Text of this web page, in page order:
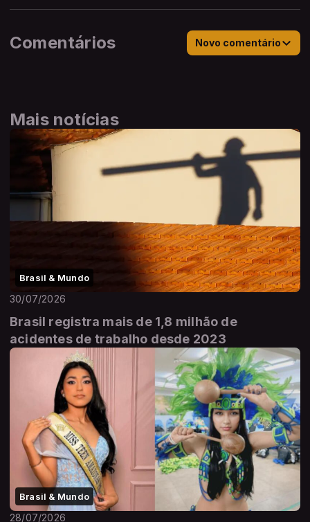
Comentários Novo comentário
Mais notícias
Brasil & Mundo
30/07/2026
Brasil registra mais de 1,8 milhão de
acidentes de trabalho desde 2023
Brasil & Mundo
28/07/2026